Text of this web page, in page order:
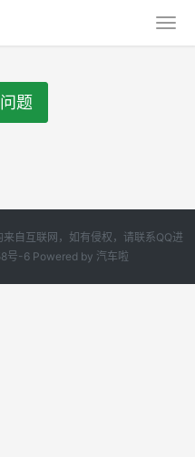
题
自互联网，如有侵权，请联系QQ进
号-6Powered by 汽车啦